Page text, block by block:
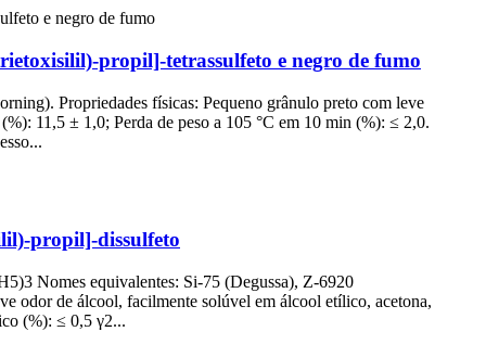
propil]-tetrassulfeto e negro de fumo
Propriedades físicas: Pequeno grânulo preto com leve
11,5 ± 1,0; Perda de peso a 105 °C em 10 min (%): ≤ 2,0.
propil]-dissulfeto
Nomes equivalentes: Si-75 (Degussa), Z-6920
odor de álcool, facilmente solúvel em álcool etílico, acetona,
(%): ≤ 0,5 γ2...